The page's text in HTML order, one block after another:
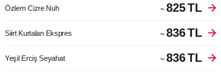
Özlem Cizre Nuh ~ 825TL
Siirt Kurtalan Ekspres ~ 836TL
Yeşil Erciş Seyahat ~ 836TL